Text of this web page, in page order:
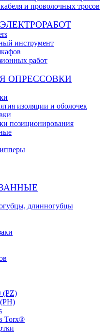
и проволочных тросов
инструмент
работ
ОПРЕССОВКИ
изоляции и оболочек
позиционирования
длинногубцы
(PZ)
Torx®